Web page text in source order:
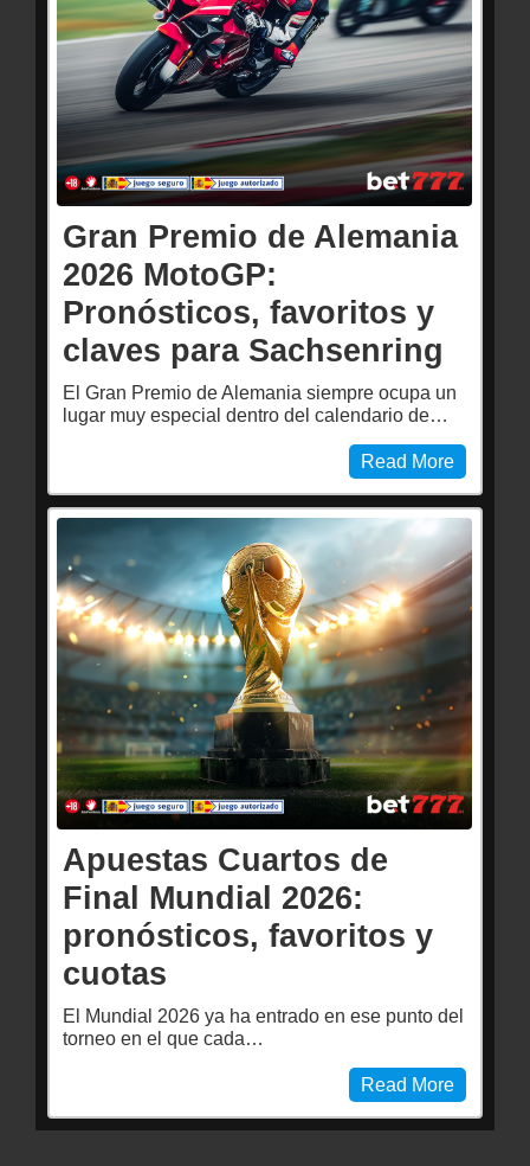
Gran Premio de Alemania
2026 MotoGP:
Pronósticos, favoritos y
claves para Sachsenring
El Gran Premio de Alemania siempre ocupa un
lugar muy especial dentro del calendario de…
Read More
Apuestas Cuartos de
Final Mundial 2026:
pronósticos, favoritos y
cuotas
El Mundial 2026 ya ha entrado en ese punto del
torneo en el que cada…
Read More